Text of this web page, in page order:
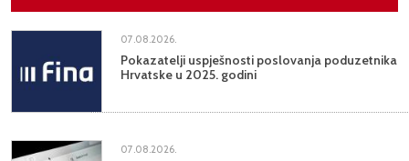
07.08.2026.
Pokazatelji uspješnosti poslovanja poduzetnika
Hrvatske u 2025. godini
07.08.2026.